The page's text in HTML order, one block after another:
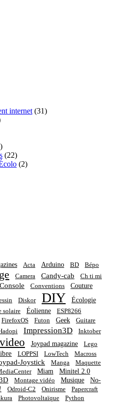
internet (31)
(22)
(2)
Acta Arduino BD
Bépo
Camera Candy-cab
Ch ti mi
Console Conventions Couture
Diskor DIY Écologie
solaire Éolienne
ESP8266
FirefoxOS Futon Geek
Guitare
Impression3D Inktober
Joypad magazine Lego
LOPPSI LowTech Macross
Joystick Manga Maquette
Miam Minitel 2.0
Montage vidéo Musique
No-
Odroid-C2 Onirisme
Papercraft
Photovoltaïque Python